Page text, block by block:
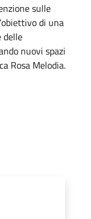
sulle
di una
delle
nuovi spazi
Rosa Melodia.